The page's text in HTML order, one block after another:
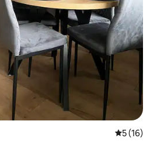
Átlagos
5 (16)